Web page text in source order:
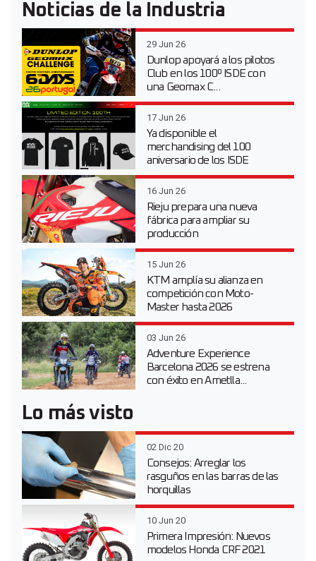
Noticias de la Industria
29 Jun 26
Dunlop apoyará a los pilotos
Club en los 100º ISDE con
una Geomax C...
17 Jun 26
Ya disponible el
merchandising del 100
aniversario de los ISDE
16 Jun 26
Rieju prepara una nueva
fábrica para ampliar su
producción
15 Jun 26
KTM amplía su alianza en
competición con Moto-
Master hasta 2026
03 Jun 26
Adventure Experience
Barcelona 2026 se estrena
con éxito en Ametlla...
Lo más visto
02 Dic 20
Consejos: Arreglar los
rasguños en las barras de las
horquillas
10 Jun 20
Primera Impresión: Nuevos
modelos Honda CRF 2021